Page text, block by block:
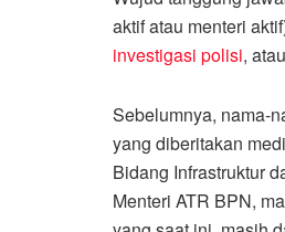
aktif atau menteri
investigasi polisi,
Sebelumnya, nama-
yang diberitakan
Bidang Infrastruktur
Menteri ATR BPN,